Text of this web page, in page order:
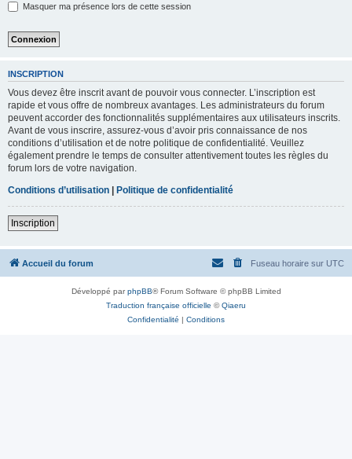
Masquer ma présence lors de cette session
INSCRIPTION
Vous devez être inscrit avant de pouvoir vous connecter. L’inscription est
rapide et vous offre de nombreux avantages. Les administrateurs du forum
peuvent accorder des fonctionnalités supplémentaires aux utilisateurs inscrits.
Avant de vous inscrire, assurez-vous d’avoir pris connaissance de nos
conditions d’utilisation et de notre politique de confidentialité. Veuillez
également prendre le temps de consulter attentivement toutes les règles du
forum lors de votre navigation.
Conditions d’utilisation | Politique de confidentialité
Inscription
Accueil du forum Fuseau horaire sur UTC
Développé parphpBB® Forum Software © phpBB Limited
Traduction française officielle ©Qiaeru
Confidentialité | Conditions